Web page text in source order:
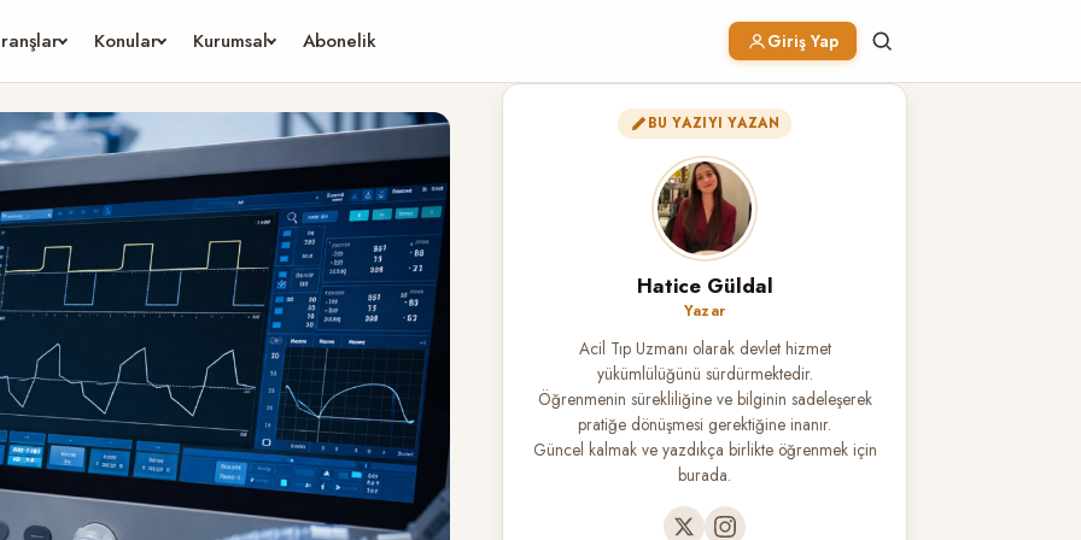
Konular Kurumsal Abonelik Giriş Yap
BU YAZIYI YAZAN
Hatice Güldal
Yazar
Acil Tıp Uzmanı olarak devlet hizmet
yükümlülüğünü sürdürmektedir.
Öğrenmenin sürekliliğine ve bilginin sadeleşerek
pratiğe dönüşmesi gerektiğine inanır.
Güncel kalmak ve yazdıkça birlikte öğrenmek için
burada.